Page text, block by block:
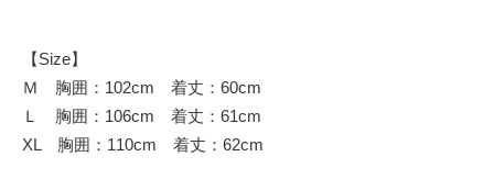
【Size】
Ｍ 胸囲：102cm 着丈：60cm
Ｌ 胸囲：106cm 着丈：61cm
XL 胸囲：110cm 着丈：62cm